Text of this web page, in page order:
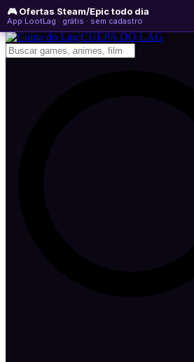
🎮 Ofertas Steam/Epic todo dia
App LootLag · grátis · sem cadastro
sexta-feira, 07 de agosto de 2026
Newsletter
CULPA DO LAG